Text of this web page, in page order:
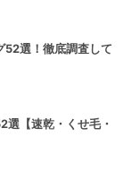
52選！徹底調査して
選【速乾・くせ毛・